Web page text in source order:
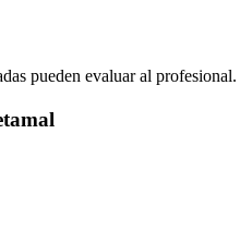
pueden evaluar al profesional.